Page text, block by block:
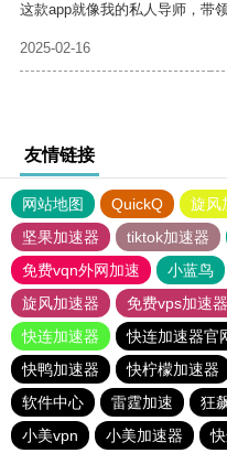
这款app就像我的私人导师，带
2025-02-16
友情链接
网站地图 QuickQ 旋风
坚果加速器
tiktok加速器
免费vqn外网加速
小蓝鸟
旋风加速器
免费vps加速
快连加速器
快连加速器官
快鸭加速器
快柠檬加速器
软件中心
雷霆加速 狂
小美vpn
小美加速器